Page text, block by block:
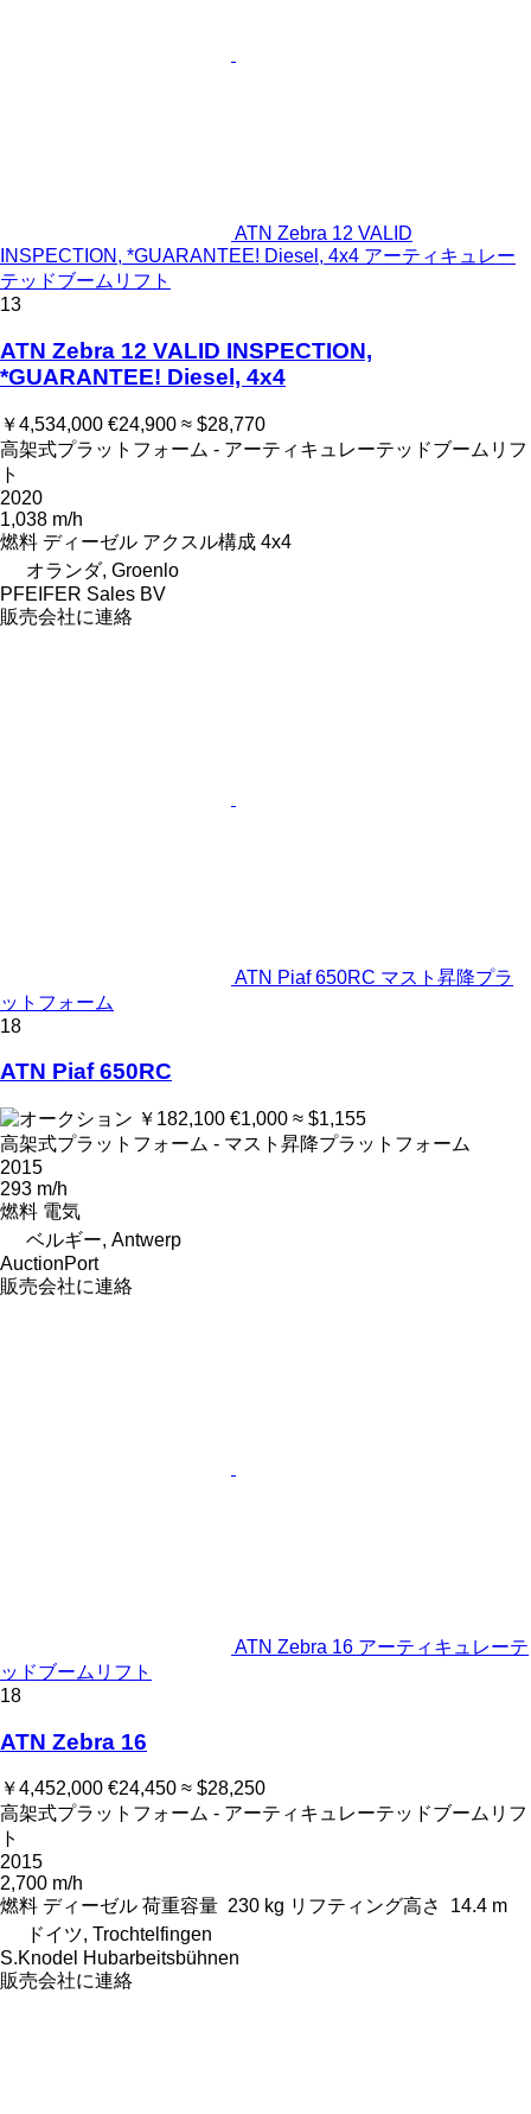
ATN Zebra 12 VALID
INSPECTION, *GUARANTEE! Diesel, 4x4 アーティキュレー
テッドブームリフト
13
ATN Zebra 12 VALID INSPECTION,
*GUARANTEE! Diesel, 4x4
￥4,534,000 €24,900 ≈ $28,770
高架式プラットフォーム - アーティキュレーテッドブームリフ
ト
2020
1,038 m/h
燃料 ディーゼル アクスル構成 4x4
オランダ, Groenlo
PFEIFER Sales BV
販売会社に連絡
ATN Piaf 650RC マスト昇降プラ
ットフォーム
18
ATN Piaf 650RC
￥182,100 €1,000 ≈ $1,155
高架式プラットフォーム - マスト昇降プラットフォーム
2015
293 m/h
燃料 電気
ベルギー, Antwerp
AuctionPort
販売会社に連絡
ATN Zebra 16 アーティキュレーテ
ッドブームリフト
18
ATN Zebra 16
￥4,452,000 €24,450 ≈ $28,250
高架式プラットフォーム - アーティキュレーテッドブームリフ
ト
2015
2,700 m/h
燃料 ディーゼル 荷重容量 230 kg リフティング高さ
14.4 m
ドイツ, Trochtelfingen
S.Knodel Hubarbeitsbühnen
販売会社に連絡